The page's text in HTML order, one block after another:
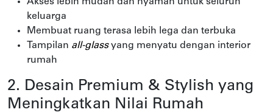
keluarga
Membuat ruang terasa lebih lega dan terbuka
Tampilan all-glass yang menyatu dengan interior
rumah
2. Desain Premium & Stylish yang
Meningkatkan Nilai Rumah